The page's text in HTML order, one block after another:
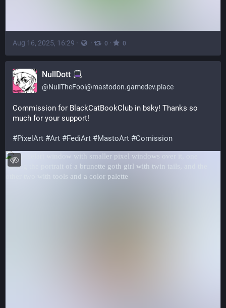
Aug 16, 2025, 16:29 · · 0 · 0
NullDott
@NullTheFool@mastodon.gamedev.place
Commission for BlackCatBookClub in bsky! Thanks so
much for your support!
#PixelArt #Art #FediArt #MastoArt #Comission